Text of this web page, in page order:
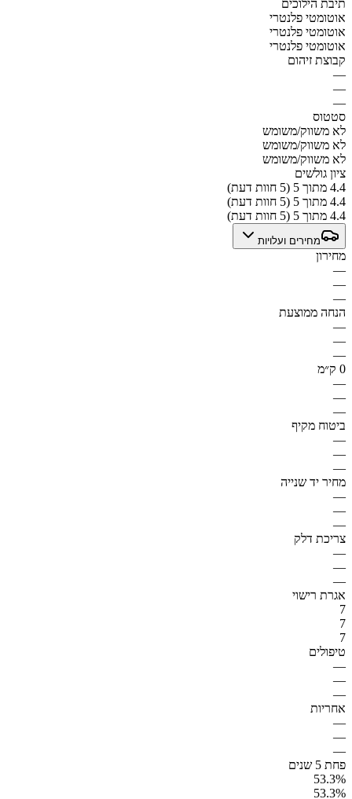
תיבת הילוכים
אוטומטי פלנטרי
אוטומטי פלנטרי
אוטומטי פלנטרי
קבוצת זיהום
—
—
—
סטטוס
לא משווק/משומש
לא משווק/משומש
לא משווק/משומש
ציון גולשים
4.4 מתוך 5 (5 חוות דעת)
4.4 מתוך 5 (5 חוות דעת)
4.4 מתוך 5 (5 חוות דעת)
מחירים ועלויות
מחירון
—
—
—
הנחה ממוצעת
—
—
—
0 ק״מ
—
—
—
ביטוח מקיף
—
—
—
מחיר יד שנייה
—
—
—
צריכת דלק
—
—
—
אגרת רישוי
7
7
7
טיפולים
—
—
—
אחריות
—
—
—
פחת 5 שנים
53.3%
53.3%